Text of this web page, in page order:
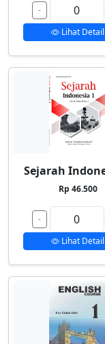
-
Lihat Detail
Sejarah
Rp 46.500
-
Lihat Detail